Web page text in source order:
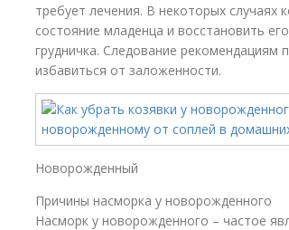
требует лечения. В некоторых случаях
состояние младенца и восстановить
грудничка. Следование
избавиться от заложенности.
Новорожденный
Причины насморка у новорожденного
Насморк у новорожденного – частое